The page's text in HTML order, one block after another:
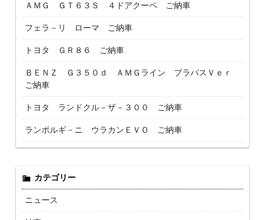
ＡＭＧ ＧＴ６３Ｓ ４ドアクーペ ご納車
フェラ－リ ローマ ご納車
トヨタ ＧＲ８６ ご納車
ＢＥＮＺ Ｇ３５０ｄ ＡＭＧライン ブラバスＶｅｒ
ご納車
トヨタ ランドクル－ザ－３００ ご納車
ランボルギ－ニ ウラカンＥＶＯ ご納車
カテゴリー
ニュース